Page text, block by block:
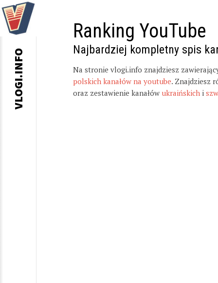
Ranking YouTube
Najbardziej kompletny spis
Na stronie vlogi.info znajdziesz
polskich kanałów na youtube. Znajdziesz
oraz zestawienie kanałów ukraińskich i
VLOGI.INFO